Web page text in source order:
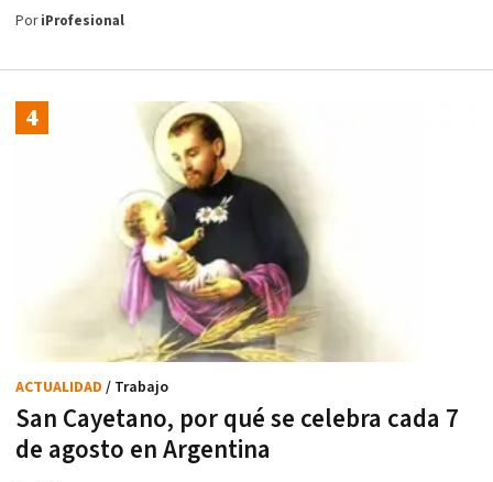
PoriProfesional
San Cayetano, por qué se celebra cada 7
de agosto en Argentina
ACTUALIDAD / Trabajo